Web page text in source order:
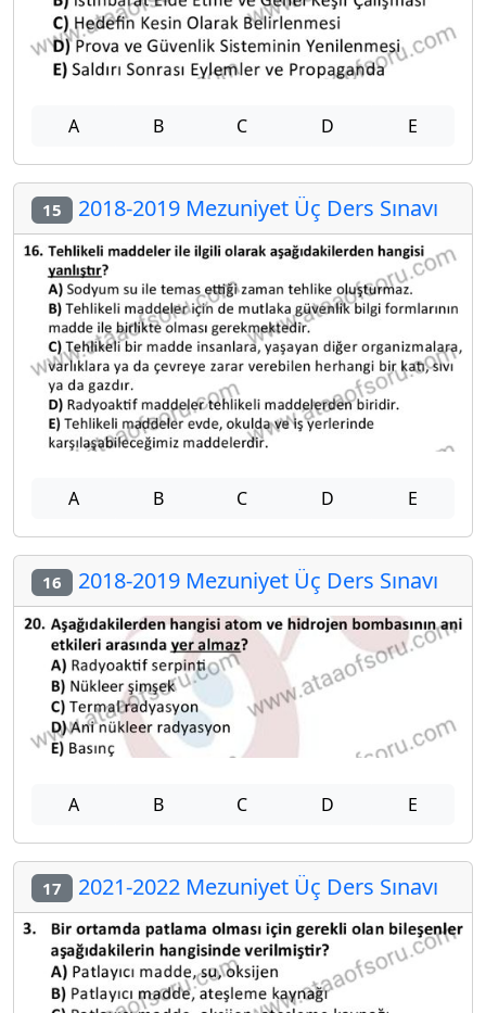
A B C D E
15 2018-2019 Mezuniyet Üç Ders Sınavı
A B C D E
16 2018-2019 Mezuniyet Üç Ders Sınavı
A B C D E
17 2021-2022 Mezuniyet Üç Ders Sınavı